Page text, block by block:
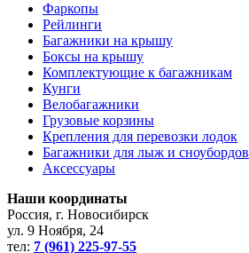
Фаркопы
Рейлинги
Багажники на крышу
Боксы на крышу
Комплектующие к багажникам
Кунги
Велобагажники
Грузовые корзины
Крепления для перевозки лодок
Багажники для лыж и сноубордов
Аксессуары
Наши координаты
Россия, г. Новосибирск
ул. 9 Ноября, 24
тел: 7 (961) 225-97-55